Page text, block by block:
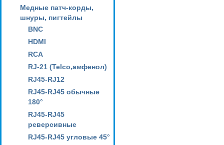
Медные патч-корды,
шнуры, пигтейлы
BNC
HDMI
RCA
RJ-21 (Telco,амфенол)
RJ45-RJ12
RJ45-RJ45 обычные
180°
RJ45-RJ45
реверсивные
RJ45-RJ45 угловые 45°